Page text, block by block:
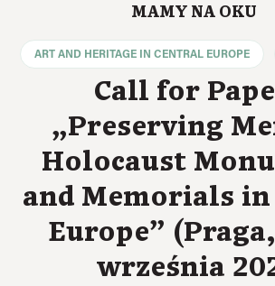
MAMY NA OKU
ART AND HERITAGE IN CENTRAL EUROPE
Call for
„Preserving
Holocaust
and Memorials
Europe” (Praga,
września